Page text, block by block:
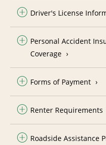
Driver's License
Personal Accident
Coverage
Forms of Payment
Renter Requirements
Roadside Assistance